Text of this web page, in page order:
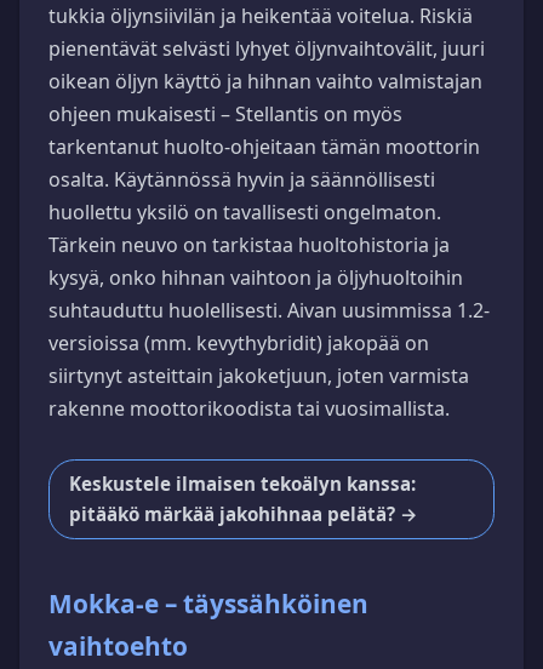
tukkia öljynsiivilän ja heikentää voitelua. Riskiä
pienentävät selvästi lyhyet öljynvaihtovälit, juuri
oikean öljyn käyttö ja hihnan vaihto valmistajan
ohjeen mukaisesti – Stellantis on myös
tarkentanut huolto-ohjeitaan tämän moottorin
osalta. Käytännössä hyvin ja säännöllisesti
huollettu yksilö on tavallisesti ongelmaton.
Tärkein neuvo on tarkistaa huoltohistoria ja
kysyä, onko hihnan vaihtoon ja öljyhuoltoihin
suhtauduttu huolellisesti. Aivan uusimmissa 1.2-
versioissa (mm. kevythybridit) jakopää on
siirtynyt asteittain jakoketjuun, joten varmista
rakenne moottorikoodista tai vuosimallista.
Keskustele ilmaisen tekoälyn kanssa:
pitääkö märkää jakohihnaa pelätä? →
Mokka-e – täyssähköinen
vaihtoehto